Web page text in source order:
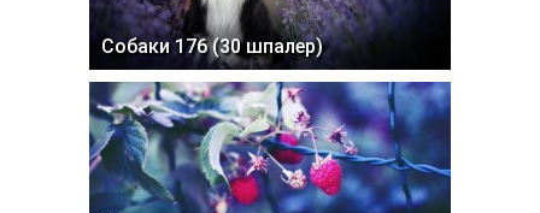
Собаки 176 (30 шпалер)